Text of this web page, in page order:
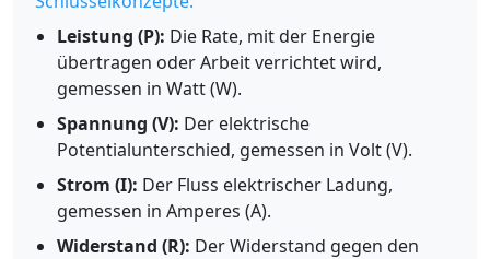
Leistung (P): Die Rate, mit der Energie
übertragen oder Arbeit verrichtet wird,
gemessen in Watt (W).
Spannung (V): Der elektrische
Potentialunterschied, gemessen in Volt (V).
Strom (I): Der Fluss elektrischer Ladung,
gemessen in Amperes (A).
Widerstand (R): Der Widerstand gegen den